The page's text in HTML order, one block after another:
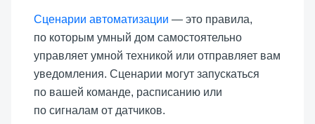
Сценарии автоматизации — это правила,
по которым умный дом самостоятельно
управляет умной техникой или отправляет вам
уведомления. Сценарии могут запускаться
по вашей команде, расписанию или
по сигналам от датчиков.